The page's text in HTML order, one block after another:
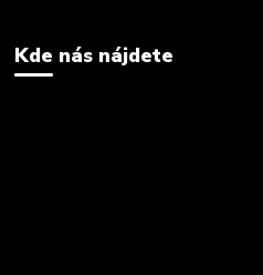
Kde nás nájdete